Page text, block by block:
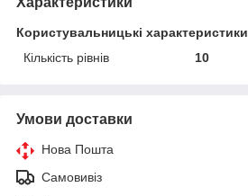
Користувальницькі характеристики
Кількість рівнів
10
Умови доставки
Нова Пошта
Самовивіз